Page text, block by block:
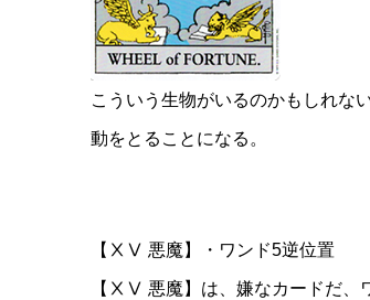
こういう生物がいるのかもしれな
動をとることになる。
【ⅩⅤ 悪魔】・ワンド5逆位置
【ⅩⅤ 悪魔】は、嫌なカードだ、